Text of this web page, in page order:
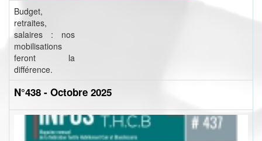
Budget,
retraites,
salaires : nos
mobilisations
feront la
différence.
N°438 - Octobre 2025